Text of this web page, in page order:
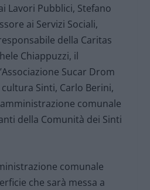
Lavori Pubblici, Stefano
ai Servizi Sociali,
della Caritas
Chiappuzzi, il
Sucar Drom
Sinti, Carlo Berini,
comunale
della Comunità dei Sinti
comunale
che sarà messa a